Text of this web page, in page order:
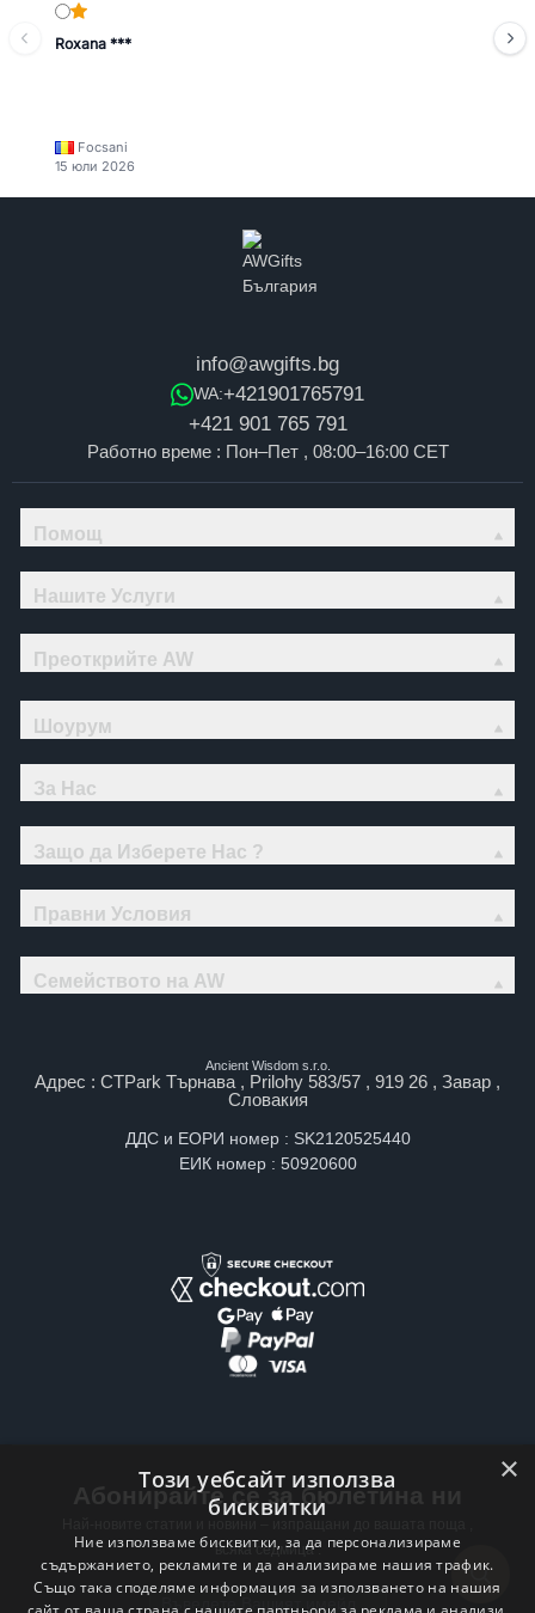
Roxana ***
Focsani
15 юли 2026
info@awgifts.bg
WA:+421901765791
+421 901 765 791
Работно време : Пон–Пет , 08:00–16:00 CET
Помощ
Нашите Услуги
Преоткрийте AW
Шоурум
За Нас
Защо да Изберете Нас ?
Правни Условия
Семейството на AW
Ancient Wisdom s.r.o.
Адрес : CTPark Търнава , Prilohy 583/57 , 919 26 , Завар ,
Словакия
ДДС и ЕОРИ номер : SK2120525440
ЕИК номер : 50920600
Абонирайте се за бюлетина ни
всяка седмица .
Email address
×
Този уебсайт използва
бисквитки
Ние използваме бисквитки, за да персонализираме
съдържанието, рекламите и да анализираме нашия трафик.
Също така споделяме информация за използването на нашия